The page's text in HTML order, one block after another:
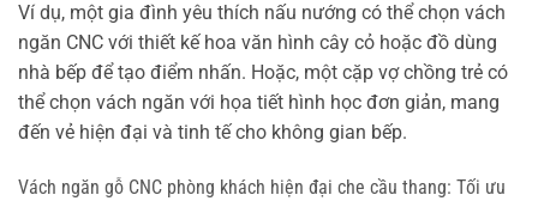
Ví dụ, một gia đình yêu thích nấu nướng có thể chọn vách
ngăn CNC với thiết kế hoa văn hình cây cỏ hoặc đồ dùng
nhà bếp để tạo điểm nhấn. Hoặc, một cặp vợ chồng trẻ có
thể chọn vách ngăn với họa tiết hình học đơn giản, mang
đến vẻ hiện đại và tinh tế cho không gian bếp.
Vách ngăn gỗ CNC phòng khách hiện đại che cầu thang: Tối ưu